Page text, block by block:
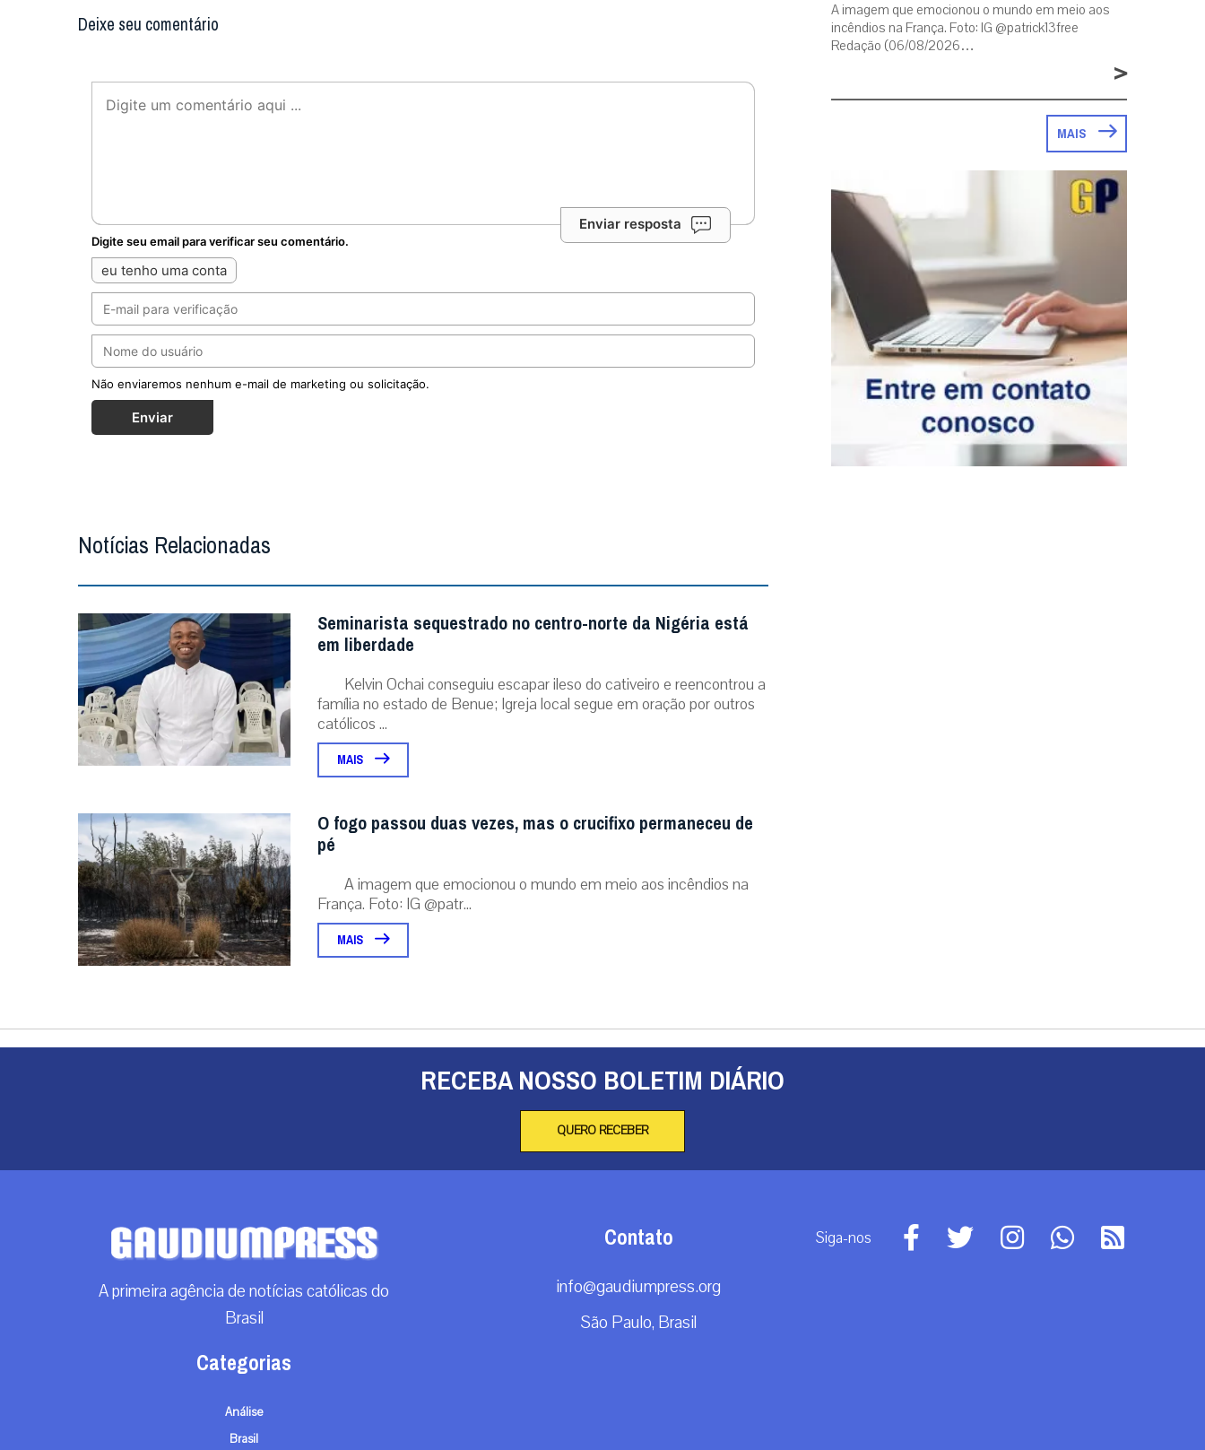
Deixe seu comentário
Enviar resposta
Digite seu email para verificar seu comentário.
eu tenho uma conta
Não enviaremos nenhum e-mail de marketing ou solicitação.
Enviar
Notícias Relacionadas
Seminarista sequestrado no centro-norte da Nigéria está
em liberdade
Kelvin Ochai conseguiu escapar ileso do cativeiro e reencontrou a
família no estado de Benue; Igreja local segue em oração por outros
católicos ...
MAIS
O fogo passou duas vezes, mas o crucifixo permaneceu de
pé
A imagem que emocionou o mundo em meio aos incêndios na
França. Foto: IG @patr...
MAIS
A imagem que emocionou o mundo em meio aos
incêndios na França. Foto: IG @patrick13free
Redação (06/08/2026…
>
MAIS
RECEBA NOSSO BOLETIM DIÁRIO
QUERO RECEBER
A primeira agência de notícias católicas do
Brasil
Categorias
Análise
Brasil
Contato
info@gaudiumpress.org
São Paulo, Brasil
Siga-nos